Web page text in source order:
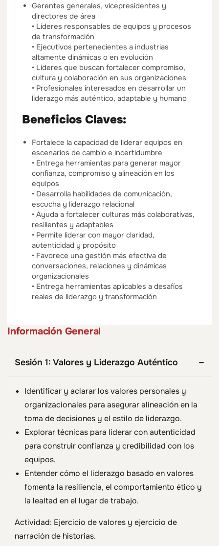
Gerentes generales, vicepresidentes y
directores de área
• Líderes responsables de equipos y procesos
de transformación
• Ejecutivos pertenecientes a industrias
altamente dinámicas o en evolución
• Líderes que buscan fortalecer compromiso,
cultura y colaboración en sus organizaciones
• Profesionales interesados en desarrollar un
liderazgo más auténtico, adaptable y humano
Beneficios Claves:
Fortalece la capacidad de liderar equipos en
escenarios de cambio e incertidumbre
• Entrega herramientas para generar mayor
confianza, compromiso y alineación en los
equipos
• Desarrolla habilidades de comunicación,
escucha y liderazgo relacional
• Ayuda a fortalecer culturas más colaborativas,
resilientes y adaptables
• Permite liderar con mayor claridad,
autenticidad y propósito
• Favorece una gestión más efectiva de
conversaciones, relaciones y dinámicas
organizacionales
• Entrega herramientas aplicables a desafíos
reales de liderazgo y transformación
Información General
Sesión 1: Valores y Liderazgo Auténtico
Identificar y aclarar los valores personales y
organizacionales para asegurar alineación en la
toma de decisiones y el estilo de liderazgo.
Explorar técnicas para liderar con autenticidad
para construir confianza y credibilidad con los
equipos.
Entender cómo el liderazgo basado en valores
fomenta la resiliencia, el comportamiento ético y
la lealtad en el lugar de trabajo.
Actividad: Ejercicio de valores y ejercicio de
narración de historias.